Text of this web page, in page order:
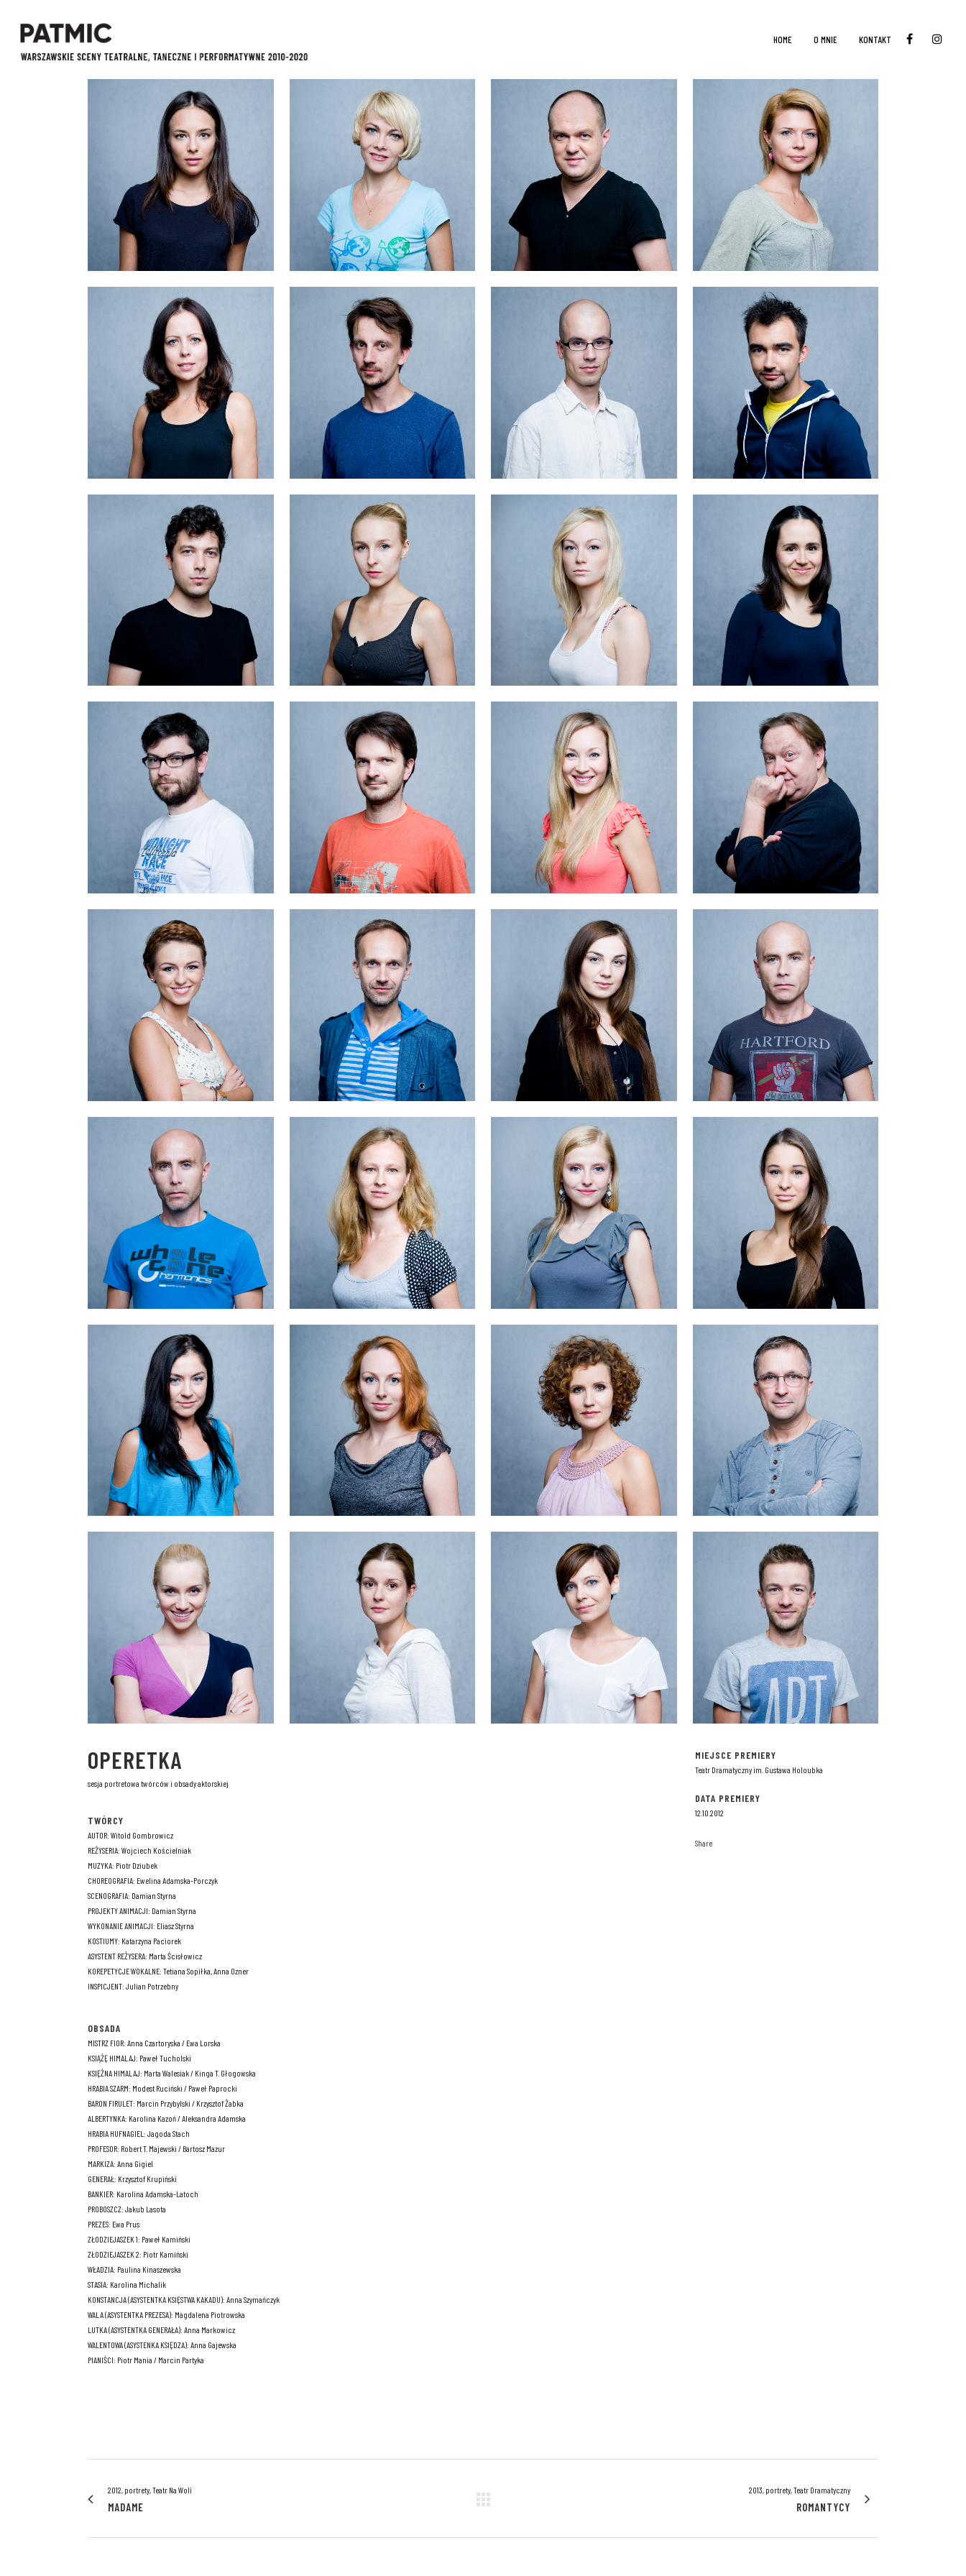
HOME O MNIE KONTAKT
OPERETKA
sesja portretowa twórców i obsady aktorskiej
TWÓRCY
AUTOR: Witold Gombrowicz
REŻYSERIA: Wojciech Kościelniak
MUZYKA: Piotr Dziubek
CHOREOGRAFIA: Ewelina Adamska-Porczyk
SCENOGRAFIA: Damian Styrna
PROJEKTY ANIMACJI: Damian Styrna
WYKONANIE ANIMACJI: Eliasz Styrna
KOSTIUMY: Katarzyna Paciorek
ASYSTENT REŻYSERA: Marta Ścisłowicz
KOREPETYCJE WOKALNE: Tetiana Sopiłka, Anna Ozner
INSPICJENT: Julian Potrzebny
OBSADA
MISTRZ FIOR: Anna Czartoryska / Ewa Lorska
KSIĄŻĘ HIMALAJ: Paweł Tucholski
KSIĘŻNA HIMALAJ: Marta Walesiak / Kinga T. Głogowska
HRABIA SZARM: Modest Ruciński / Paweł Paprocki
BARON FIRULET: Marcin Przybylski / Krzysztof Żabka
ALBERTYNKA: Karolina Kazoń / Aleksandra Adamska
HRABIA HUFNAGIEL: Jagoda Stach
PROFESOR: Robert T. Majewski / Bartosz Mazur
MARKIZA: Anna Gigiel
GENERAŁ: Krzysztof Krupiński
BANKIER: Karolina Adamska-Latoch
PROBOSZCZ: Jakub Lasota
PREZES: Ewa Prus
ZŁODZIEJASZEK 1: Paweł Kamiński
ZŁODZIEJASZEK 2: Piotr Kamiński
WŁADZIA: Paulina Kinaszewska
STASIA: Karolina Michalik
KONSTANCJA (ASYSTENTKA KSIĘSTWA KAKADU): Anna Szymańczyk
WALA (ASYSTENTKA PREZESA): Magdalena Piotrowska
LUTKA (ASYSTENTKA GENERAŁA): Anna Markowicz
WALENTOWA (ASYSTENKA KSIĘDZA): Anna Gajewska
PIANIŚCI: Piotr Mania / Marcin Partyka
MIEJSCE PREMIERY
Teatr Dramatyczny im. Gustawa Holoubka
DATA PREMIERY
12.10.2012
Share
2012, portrety, Teatr Na Woli
MADAME
2013, portrety, Teatr Dramatyczny
ROMANTYCY